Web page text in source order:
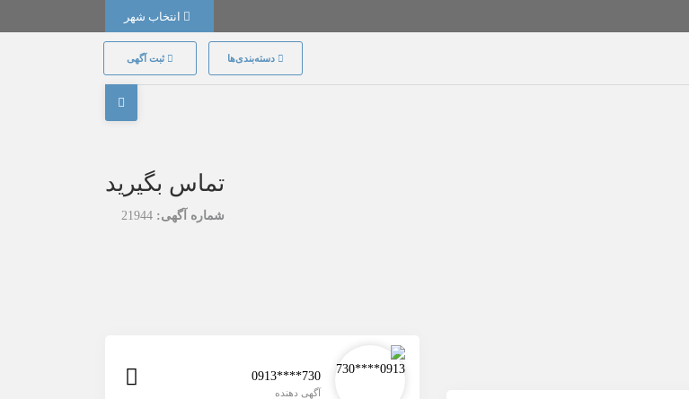
دسته‌بندی‌ها ثبت آگهی
تماس بگیرید
شماره آگهی: 21944
0913****730
آگهی دهنده